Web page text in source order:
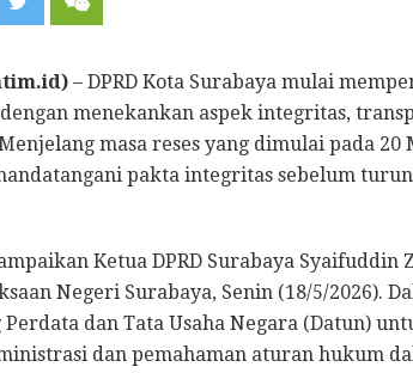
– DPRD Kota Surabaya mulai
menekankan aspek integritas,
masa reses yang dimulai pada 20
pakta integritas sebelum
Ketua DPRD Surabaya
Negeri Surabaya, Senin (18/5/2026).
dan Tata Usaha Negara (Datun)
dan pemahaman aturan hukum